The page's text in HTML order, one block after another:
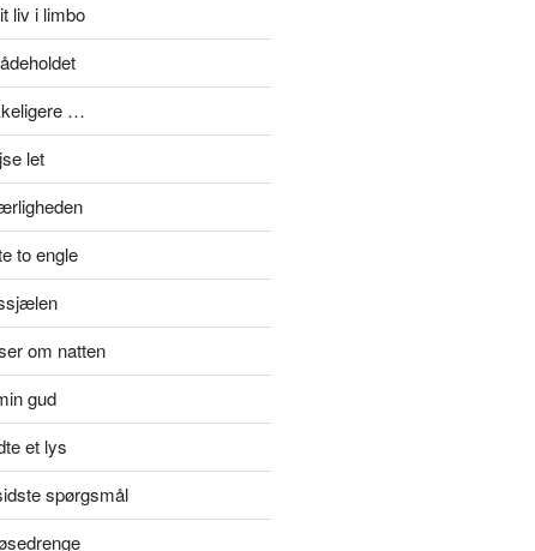
liv i limbo
…
let
to engle
om natten
gud
et lys
spørgsmål